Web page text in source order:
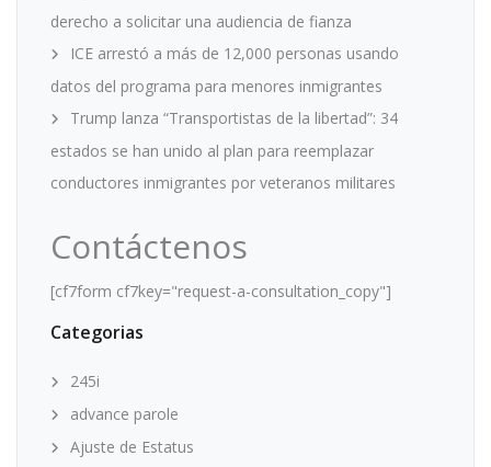
derecho a solicitar una audiencia de fianza
ICE arrestó a más de 12,000 personas usando
datos del programa para menores inmigrantes
Trump lanza “Transportistas de la libertad”: 34
estados se han unido al plan para reemplazar
conductores inmigrantes por veteranos militares
Contáctenos
[cf7form cf7key="request-a-consultation_copy"]
Categorias
245i
advance parole
Ajuste de Estatus